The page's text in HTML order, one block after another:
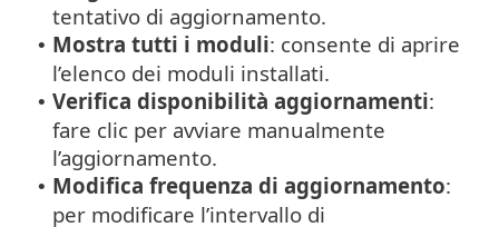
tentativo di aggiornamento.
• Mostra tutti i moduli: consente di aprire
l’elenco dei moduli installati.
• Verifica disponibilità aggiornamenti:
fare clic per avviare manualmente
l’aggiornamento.
• Modifica frequenza di aggiornamento:
per modificare l’intervallo di